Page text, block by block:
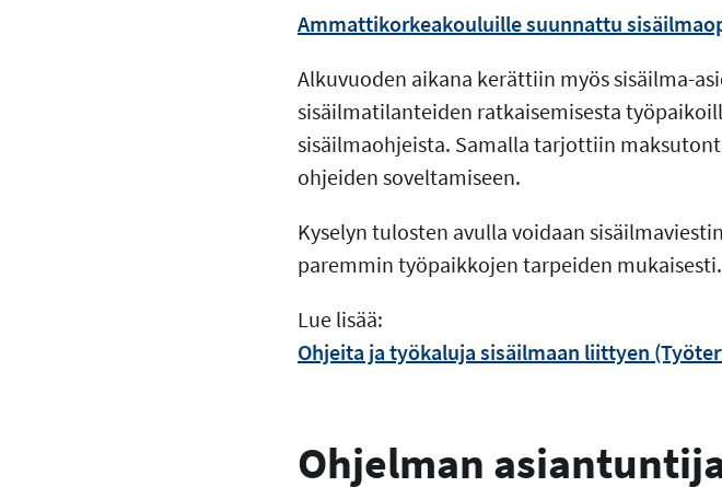
Ammattikorkeakouluille suunnattu
Alkuvuoden aikana kerättiin myös sisäilma-
sisäilmatilanteiden ratkaisemisesta
sisäilmaohjeista. Samalla tarjottiin
ohjeiden soveltamiseen.
Kyselyn tulosten avulla voidaan
paremmin työpaikkojen tarpeiden mukaisesti.
Lue lisää:
Ohjeita ja työkaluja sisäilmaan liittyen
Ohjelman